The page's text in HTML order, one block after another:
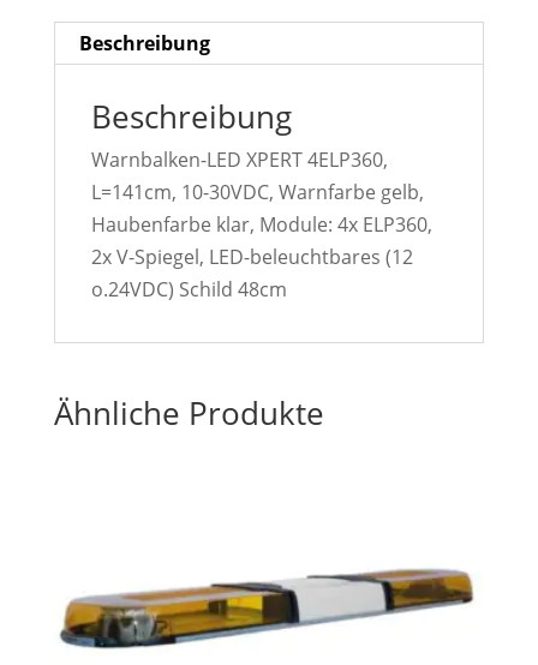
Beschreibung
Beschreibung
Warnbalken-LED XPERT 4ELP360,
L=141cm, 10-30VDC, Warnfarbe gelb,
Haubenfarbe klar, Module: 4x ELP360,
2x V-Spiegel, LED-beleuchtbares (12
o.24VDC) Schild 48cm
Ähnliche Produkte